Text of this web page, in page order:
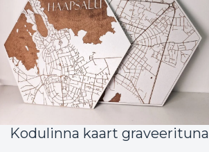
Kodulinna kaart graveerituna